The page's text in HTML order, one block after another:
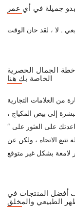
جميلة في أي عمر
خطة الجمال الحصرية
الخاصة بك هنا
من العلامات التجارية
إلى بيض المكياج ،
على العثور على “
تتبع الاتجاه ، ولكن عن
أفضل المنتجات في
الطبيعي والمخلق